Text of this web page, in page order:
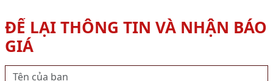
ĐỂ LẠI THÔNG TIN VÀ NHẬN BÁO
GIÁ